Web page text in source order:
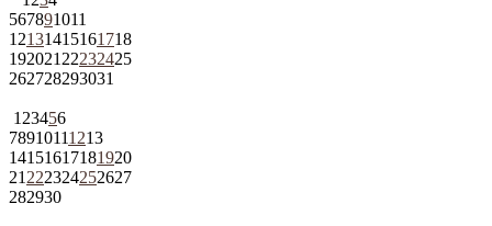
567891011
12131415161718
192021 22232425
262728293031
1 23456
78910111213
14151617181920
21 222324252627
282930